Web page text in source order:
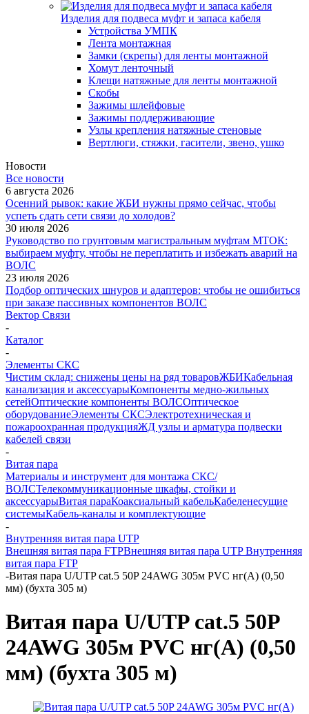
Изделия для подвеса муфт и запаса кабеля
Устройства УМПК
Лента монтажная
Замки (скрепы) для ленты монтажной
Хомут ленточный
Клещи натяжные для ленты монтажной
Скобы
Зажимы шлейфовые
Зажимы поддерживающие
Узлы крепления натяжные стеновые
Вертлюги, стяжки, гасители, звено, ушко
Новости
Все новости
6 августа 2026
Осенний рывок: какие ЖБИ нужны прямо сейчас, чтобы
успеть сдать сети связи до холодов?
30 июля 2026
Руководство по грунтовым магистральным муфтам МТОК:
выбираем муфту, чтобы не переплатить и избежать аварий на
ВОЛС
23 июля 2026
Подбор оптических шнуров и адаптеров: чтобы не ошибиться
при заказе пассивных компонентов ВОЛС
Вектор Связи
-
Каталог
-
Элементы СКС
Чистим склад: снижены цены на ряд товаровЖБИКабельная
канализация и аксессуарыКомпоненты медно-жильных
сетейОптические компоненты ВОЛСОптическое
оборудованиеЭлементы СКСЭлектротехническая и
пожароохранная продукцияЖД узлы и арматура подвески
кабелей связи
-
Витая пара
Материалы и инструмент для монтажа СКС/
ВОЛСТелекоммуникационные шкафы, стойки и
аксессуарыВитая параКоаксиальный кабельКабеленесущие
системыКабель-каналы и комплектующие
-
Внутренняя витая пара UTP
Внешняя витая пара FTPВнешняя витая пара UTPВнутренняя
витая пара FTP
-Витая пара U/UTP cat.5 50P 24AWG 305м PVC нг(А) (0,50
мм) (бухта 305 м)
Витая пара U/UTP cat.5 50P
24AWG 305м PVC нг(А) (0,50
мм) (бухта 305 м)